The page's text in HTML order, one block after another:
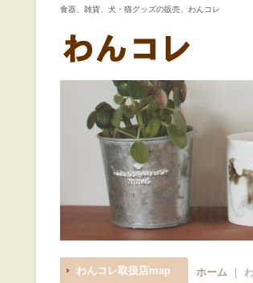
食器、雑貨、犬・猫グッズの販売、わんコレ
わんコレ取扱店map ホーム ｜